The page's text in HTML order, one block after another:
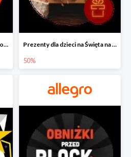
Kupony na Święta na Allegro do -50 zł Prezenty dla dzieci na Święta na Allegro do -50%
50%